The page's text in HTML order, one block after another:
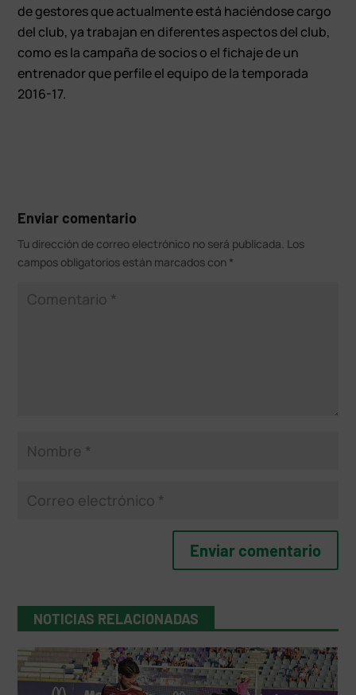
de gestores que actualmente está haciéndose cargo
del club, ya trabajan en diferentes aspectos del club,
como es la campaña de socios o el fichaje de un
entrenador que perfile el equipo de la temporada
2016-17.
Enviar comentario
Tu dirección de correo electrónico no será publicada. Los
campos obligatorios están marcados con *
NOTICIAS RELACIONADAS